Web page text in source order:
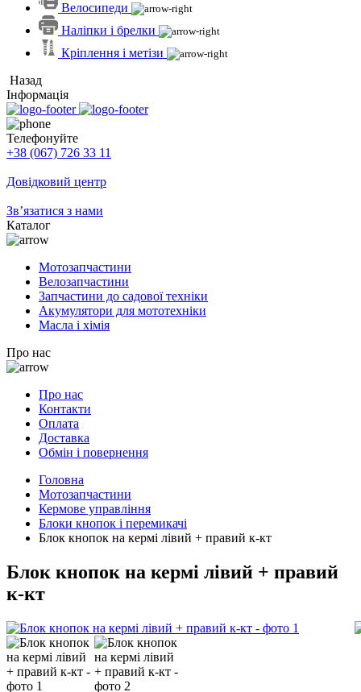
Велосипеди
Наліпки і брелки
Кріплення і метізи
Назад
Інформація
Телефонуйте
+38 (067) 726 33 11
Довідковий центр
Зв’язатися з нами
Каталог
Мотозапчастини
Велозапчастини
Запчастини до садової техніки
Акумулятори для мототехніки
Масла і хімія
Про нас
Про нас
Контакти
Оплата
Доставка
Обмін і повернення
Головна
Мотозапчастини
Кермове управління
Блоки кнопок і перемикачі
Блок кнопок на кермі лівий + правий к-кт
Блок кнопок на кермі лівий + правий
к-кт